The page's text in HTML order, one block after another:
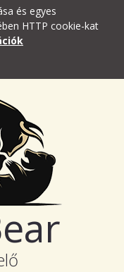
és egyes
HTTP cookie-kat